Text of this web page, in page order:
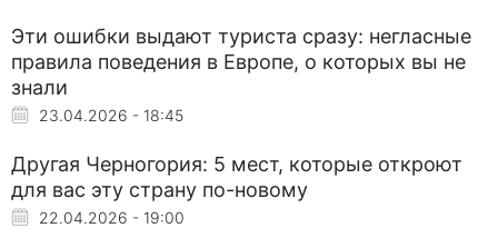
Эти ошибки выдают туриста сразу: негласные
правила поведения в Европе, о которых вы не
знали
23.04.2026 - 18:45
Другая Черногория: 5 мест, которые откроют
для вас эту страну по-новому
22.04.2026 - 19:00